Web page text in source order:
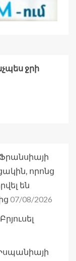
ջրի
որոնց
են
07/08/2026